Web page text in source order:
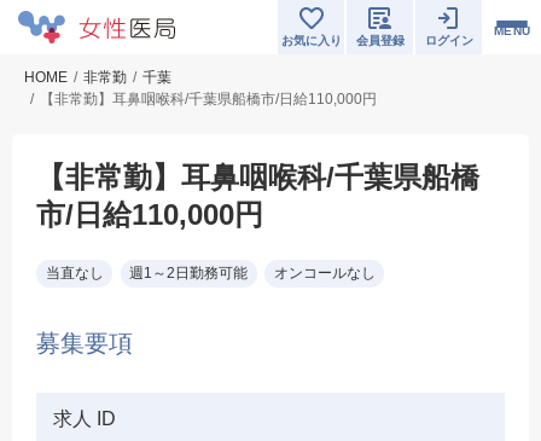
MENU
お気に入り 会員登録 ログイン
HOME 非常勤
千葉
【非常勤】耳鼻咽喉科/千葉県船橋市/日給110,000円
【非常勤】耳鼻咽喉科/千葉県船橋
市/日給110,000円
当直なし 週1～2日勤務可能 オンコールなし
募集要項
求人 ID